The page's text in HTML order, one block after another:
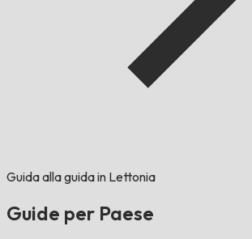
Guida alla guida in Lettonia
Guide per Paese